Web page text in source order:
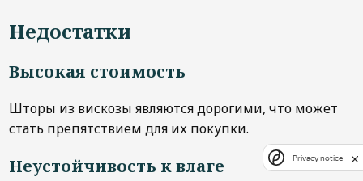
Недостатки
Высокая стоимость
Шторы из вискозы являются дорогими, что может
стать препятствием для их покупки.
Неустойчивость к влаге Privacy notice